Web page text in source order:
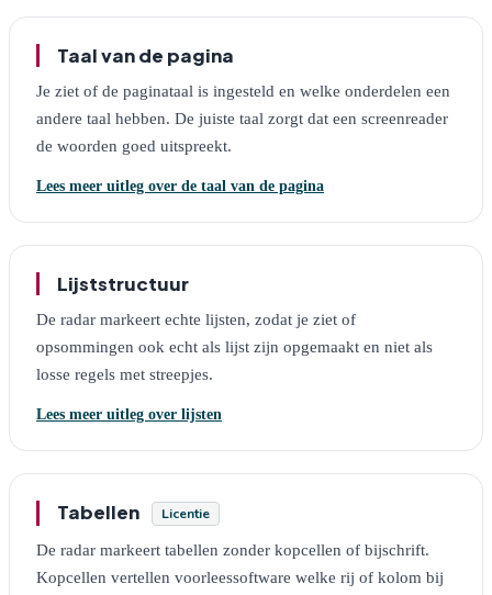
Taal van de pagina
Je ziet of de paginataal is ingesteld en welke onderdelen een
andere taal hebben. De juiste taal zorgt dat een screenreader
de woorden goed uitspreekt.
Lees meer uitleg over de taal van de pagina
Lijststructuur
De radar markeert echte lijsten, zodat je ziet of
opsommingen ook echt als lijst zijn opgemaakt en niet als
losse regels met streepjes.
Lees meer uitleg over lijsten
Tabellen Licentie
De radar markeert tabellen zonder kopcellen of bijschrift.
Kopcellen vertellen voorleessoftware welke rij of kolom bij